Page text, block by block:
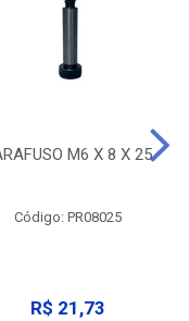
M6 X 8 X 25
Código: PR08025
R$ 21,73